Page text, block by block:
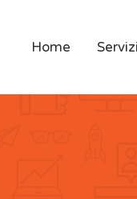
Home Servizi